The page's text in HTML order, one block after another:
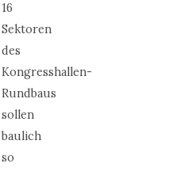
16
Sektoren
des
Kongresshallen-
Rundbaus
sollen
baulich
so